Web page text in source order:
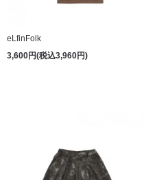
eLfinFolk
3,600円(税込3,960円)